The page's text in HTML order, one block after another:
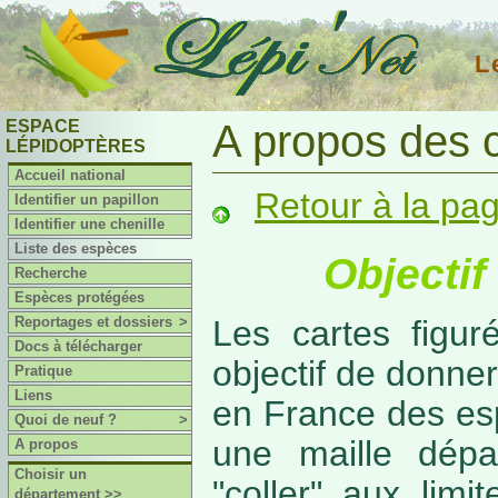
ESPACE
LÉPIDOPTÈRES
Accueil national
Identifier un papillon
Identifier une chenille
Liste des espèces
Recherche
Espèces protégées
Reportages et dossiers >
Docs à télécharger
Pratique
Liens
Quoi de neuf ?
>
A propos
Choisir un
département >>
A propos des
Retour à la
Objectif
Les cartes
objectif de
en France des
une maille